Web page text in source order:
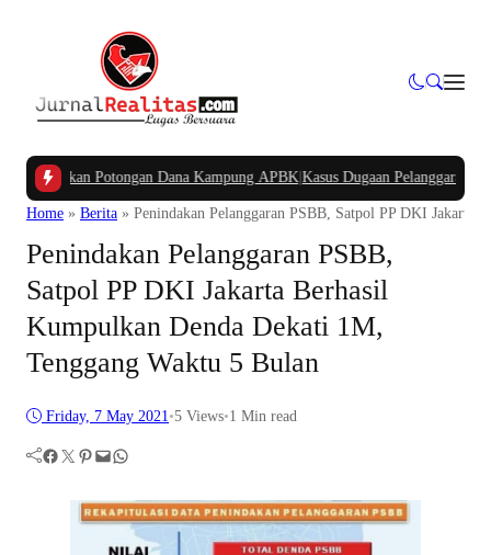
Potongan Dana Kampung APBK|Kasus Dugaan Pelanggaran
Home » Berita » Penindakan Pelanggaran PSBB, Satpol PP DKI Jakarta
Penindakan Pelanggaran PSBB,
Satpol PP DKI Jakarta Berhasil
Kumpulkan Denda Dekati 1M,
Tenggang Waktu 5 Bulan
Friday, 7 May 2021•5 Views•1 Min read
Facebook Twitter Pinterest Mail WhatsApp